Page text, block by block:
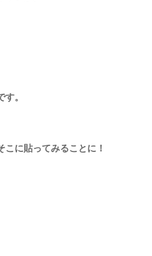
す。
に貼ってみることに！